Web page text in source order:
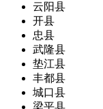
云阳县
开县
忠县
武隆县
垫江县
丰都县
城口县
梁平县